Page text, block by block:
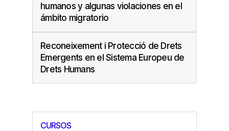
humanos y algunas violaciones en el
ámbito migratorio
Reconeixement i Protecció de Drets
Emergents en el Sistema Europeu de
Drets Humans
CURSOS